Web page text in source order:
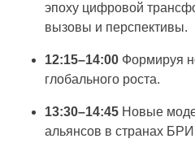
эпоху цифровой
вызовы и перспективы.
12:15–14:00 Формируя
глобального роста.
13:30–14:45 Новые
альянсов в странах